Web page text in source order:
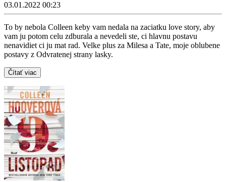
03.01.2022 00:23
To by nebola Colleen keby vam nedala na zaciatku love story, aby
vam ju potom celu zdburala a nevedeli ste, ci hlavnu postavu
nenavidiet ci ju mat rad. Velke plus za Milesa a Tate, moje oblubene
postavy z Odvratenej strany lasky.
Čítať viac